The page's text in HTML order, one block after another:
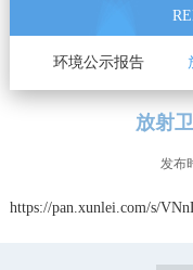
环境公示报告
放射
发布
https://pan.xunlei.com/s/